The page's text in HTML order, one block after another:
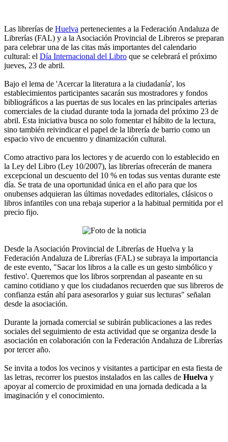
Las librerías de Huelva pertenecientes a la Federación Andaluza de
Librerías (FAL) y a la Asociación Provincial de Libreros se preparan
para celebrar una de las citas más importantes del calendario
cultural: el Día Internacional del Libro que se celebrará el próximo
jueves, 23 de abril.
Bajo el lema de 'Acercar la literatura a la ciudadanía', los
establecimientos participantes sacarán sus mostradores y fondos
bibliográficos a las puertas de sus locales en las principales arterias
comerciales de la ciudad durante toda la jornada del próximo 23 de
abril. Esta iniciativa busca no solo fomentar el hábito de la lectura,
sino también reivindicar el papel de la librería de barrio como un
espacio vivo de encuentro y dinamización cultural.
Como atractivo para los lectores y de acuerdo con lo establecido en
la Ley del Libro (Ley 10/2007), las librerías ofrecerán de manera
excepcional un descuento del 10 % en todas sus ventas durante este
día. Se trata de una oportunidad única en el año para que los
onubenses adquieran las últimas novedades editoriales, clásicos o
libros infantiles con una rebaja superior a la habitual permitida por el
precio fijo.
Desde la Asociación Provincial de Librerías de Huelva y la
Federación Andaluza de Librerías (FAL) se subraya la importancia
de este evento, "Sacar los libros a la calle es un gesto simbólico y
festivo'. Queremos que los libros sorprendan al paseante en su
camino cotidiano y que los ciudadanos recuerden que sus libreros de
confianza están ahí para asesorarlos y guiar sus lecturas" señalan
desde la asociación.
Durante la jornada comercial se subirán publicaciones a las redes
sociales del seguimiento de esta actividad que se organiza desde la
asociación en colaboración con la Federación Andaluza de Librerías
por tercer año.
Se invita a todos los vecinos y visitantes a participar en esta fiesta de
las letras, recorrer los puestos instalados en las calles de Huelva y
apoyar al comercio de proximidad en una jornada dedicada a la
imaginación y el conocimiento.